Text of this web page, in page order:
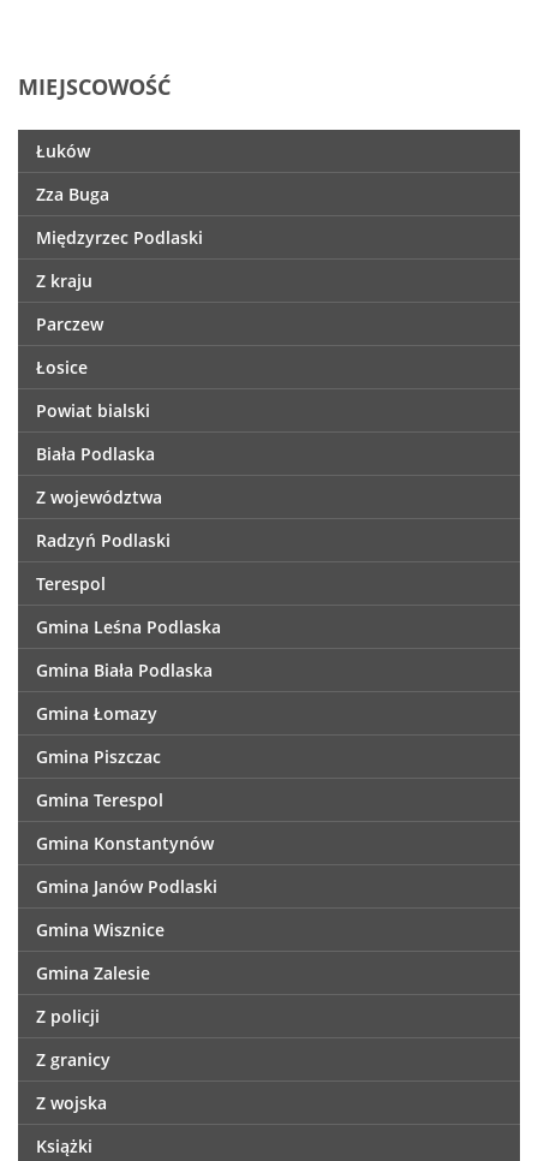
MIEJSCOWOŚĆ
Łuków
Zza Buga
Międzyrzec Podlaski
Z kraju
Parczew
Łosice
Powiat bialski
Biała Podlaska
Z województwa
Radzyń Podlaski
Terespol
Gmina Leśna Podlaska
Gmina Biała Podlaska
Gmina Łomazy
Gmina Piszczac
Gmina Terespol
Gmina Konstantynów
Gmina Janów Podlaski
Gmina Wisznice
Gmina Zalesie
Z policji
Z granicy
Z wojska
Książki